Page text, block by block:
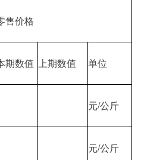
售价格
期数值 上期数值 单位
元/公斤
元/公斤